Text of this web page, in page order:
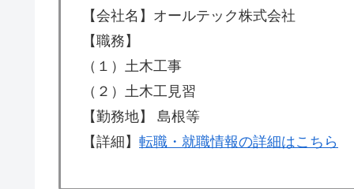
【会社名】オールテック株式会社
【職務】
（１）土木工事
（２）土木工見習
【勤務地】 島根等
【詳細】 転職・就職情報の詳細はこちら